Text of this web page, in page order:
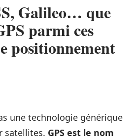
Galileo… que
parmi ces
positionnement
une technologie générique
satellites. GPS est le nom